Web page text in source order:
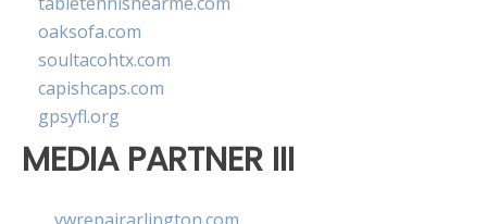
oaksofa.com
soultacohtx.com
capishcaps.com
gpsyfl.org
MEDIA PARTNER III